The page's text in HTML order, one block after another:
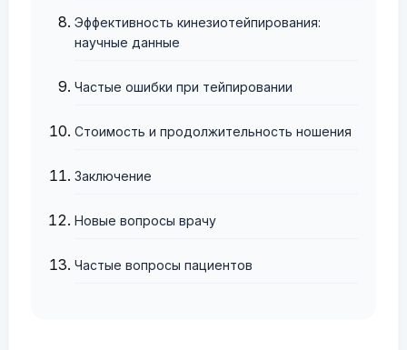
Эффективность кинезиотейпирования:
научные данные
Частые ошибки при тейпировании
Стоимость и продолжительность ношения
Заключение
Новые вопросы врачу
Частые вопросы пациентов